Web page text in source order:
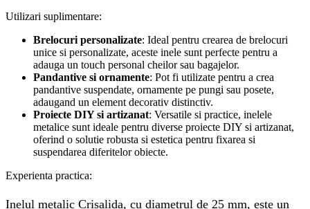
Utilizari suplimentare:
Brelocuri personalizate: Ideal pentru crearea de brelocuri
unice si personalizate, aceste inele sunt perfecte pentru a
adauga un touch personal cheilor sau bagajelor.
Pandantive si ornamente: Pot fi utilizate pentru a crea
pandantive suspendate, ornamente pe pungi sau posete,
adaugand un element decorativ distinctiv.
Proiecte DIY si artizanat: Versatile si practice, inelele
metalice sunt ideale pentru diverse proiecte DIY si artizanat,
oferind o solutie robusta si estetica pentru fixarea si
suspendarea diferitelor obiecte.
Experienta practica:
Inelul metalic Crisalida, cu diametrul de 25 mm, este un